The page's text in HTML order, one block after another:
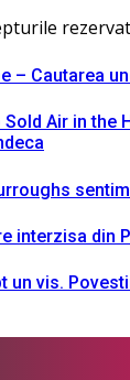
– Cautarea
Sold Air in the
interzisa din
un vis.